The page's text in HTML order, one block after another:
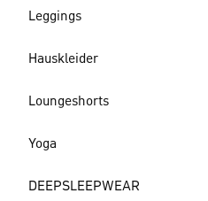
Leggings
Hauskleider
Loungeshorts
Yoga
DEEPSLEEPWEAR